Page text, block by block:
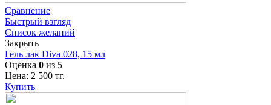
Сравнение
Быстрый взгляд
Список желаний
Закрыть
Гель лак Diva 028, 15 мл
Оценка 0 из 5
Цена: 2 500 тг.
Купить